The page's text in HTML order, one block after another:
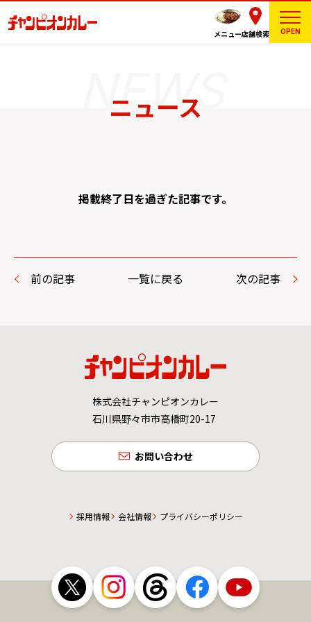
メニュー店舗検索 OPEN
ニュース
掲載終了日を過ぎた記事です。
前の記事 一覧に戻る 次の記事
株式会社チャンピオンカレー
石川県野々市市高橋町20-17
お問い合わせ
採用情報 会社情報 プライバシーポリシー